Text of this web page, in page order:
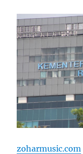
zoharmusic.com